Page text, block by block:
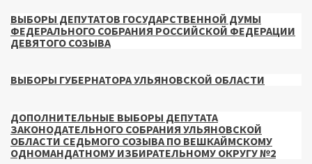
ВЫБОРЫ ДЕПУТАТОВ ГОСУДАРСТВЕННОЙ ДУМЫ
ФЕДЕРАЛЬНОГО СОБРАНИЯ РОССИЙСКОЙ ФЕДЕРАЦИИ
ДЕВЯТОГО СОЗЫВА
ВЫБОРЫ ГУБЕРНАТОРА УЛЬЯНОВСКОЙ ОБЛАСТИ
ДОПОЛНИТЕЛЬНЫЕ ВЫБОРЫ ДЕПУТАТА
ЗАКОНОДАТЕЛЬНОГО СОБРАНИЯ УЛЬЯНОВСКОЙ
ОБЛАСТИ СЕДЬМОГО СОЗЫВА ПО ВЕШКАЙМСКОМУ
ОДНОМАНДАТНОМУ ИЗБИРАТЕЛЬНОМУ ОКРУГУ №2